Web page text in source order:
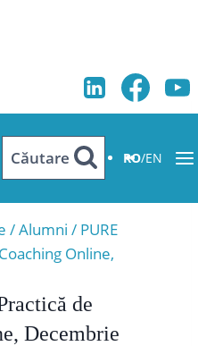
Căutare
RO/EN
a trecut.
/Alumni / PURE
Online,
de
Decembrie